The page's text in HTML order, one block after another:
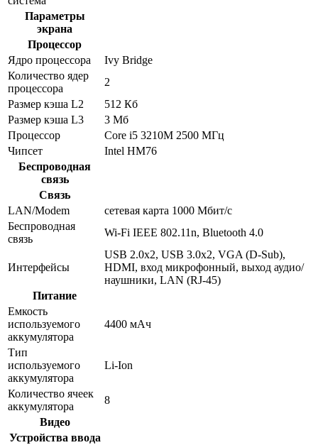
Параметры
экрана
Процессор
Ядро процессора
Ivy Bridge
Количество ядер
процессора
2
Размер кэша L2
512 Кб
Размер кэша L3
3 Мб
Процессор
Core i5 3210M 2500 МГц
Чипсет
Intel HM76
Беспроводная
связь
Связь
LAN/Modem
сетевая карта 1000 Мбит/c
Беспроводная
связь
Wi-Fi IEEE 802.11n, Bluetooth 4.0
Интерфейсы
USB 2.0x2, USB 3.0x2, VGA (D-Sub),
HDMI, вход микрофонный, выход аудио/
наушники, LAN (RJ-45)
Питание
Емкость
используемого
аккумулятора
4400 мАч
Тип
используемого
аккумулятора
Li-Ion
Количество ячеек
аккумулятора
8
Видео
Устройства ввода